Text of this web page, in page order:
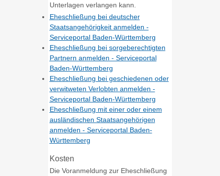
Unterlagen verlangen kann.
Eheschließung bei deutscher
Staatsangehörigkeit anmelden -
Serviceportal Baden-Württemberg
Eheschließung bei sorgeberechtigten
Partnern anmelden - Serviceportal
Baden-Württemberg
Eheschließung bei geschiedenen oder
verwitweten Verlobten anmelden -
Serviceportal Baden-Württemberg
Eheschließung mit einer oder einem
ausländischen Staatsangehörigen
anmelden - Serviceportal Baden-
Württemberg
Kosten
Die Voranmeldung zur Eheschließung